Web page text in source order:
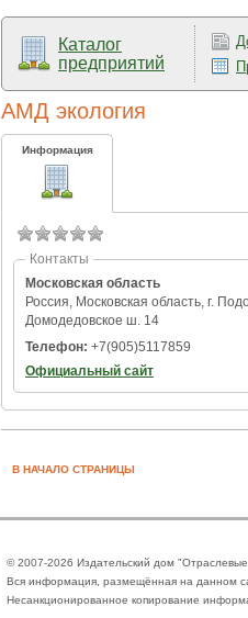
Каталог
предприятий
АМД экология
Информация
Контакты
Московская область
Россия, Московская область, г.
Домодедовское ш. 14
Телефон: +7(905)5117859
Официальный сайт
В НАЧАЛО СТРАНИЦЫ
© 2007-2026 Издательский дом "Отраслевые
Вся информация, размещённая на данном
Несанкционированное копирование